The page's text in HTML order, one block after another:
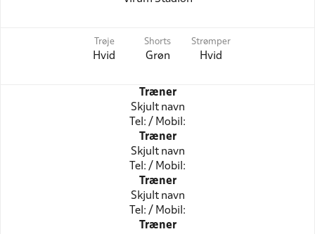
Trøje
Hvid
Shorts
Grøn
Strømper
Hvid
Træner
Skjult navn
Tel: / Mobil:
Træner
Skjult navn
Tel: / Mobil:
Træner
Skjult navn
Tel: / Mobil:
Træner